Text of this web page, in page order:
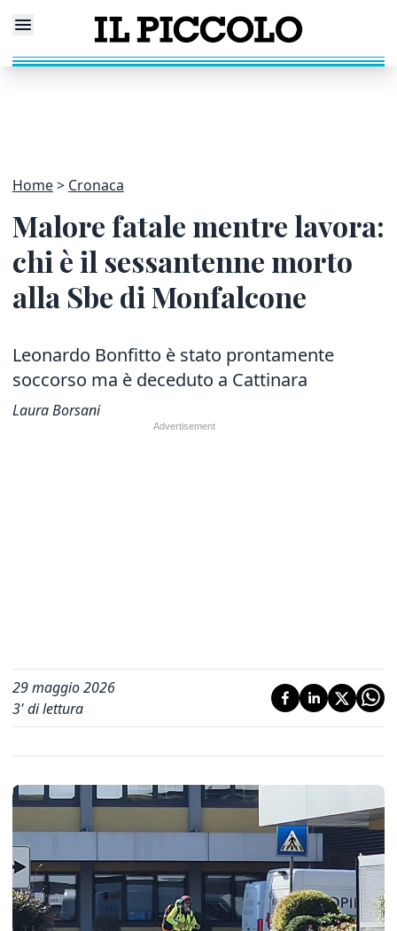
Home Cronaca
Malore fatale mentre lavora:
chi è il sessantenne morto
alla Sbe di Monfalcone
Leonardo Bonfitto è stato prontamente
soccorso ma è deceduto a Cattinara
Laura Borsani
29 maggio 2026
3' di lettura